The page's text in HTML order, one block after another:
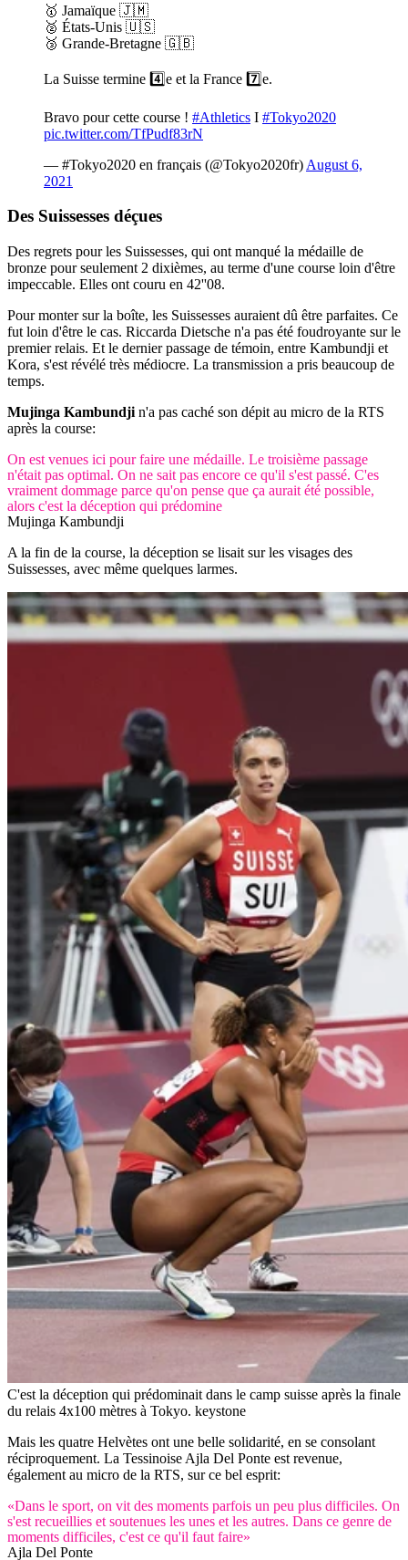
🥇 Jamaïque 🇯🇲
🥈 États-Unis 🇺🇸
🥉 Grande-Bretagne 🇬🇧
La Suisse termine 4️⃣e et la France 7️⃣e.
Bravo pour cette course ! #Athletics I #Tokyo2020
pic.twitter.com/TfPudf83rN
— #Tokyo2020 en français (@Tokyo2020fr) August 6,
2021
Des Suissesses déçues
Des regrets pour les Suissesses, qui ont manqué la médaille de
bronze pour seulement 2 dixièmes, au terme d'une course loin d'être
impeccable. Elles ont couru en 42''08.
Pour monter sur la boîte, les Suissesses auraient dû être parfaites. Ce
fut loin d'être le cas. Riccarda Dietsche n'a pas été foudroyante sur le
premier relais. Et le dernier passage de témoin, entre Kambundji et
Kora, s'est révélé très médiocre. La transmission a pris beaucoup de
temps.
Mujinga Kambundji n'a pas caché son dépit au micro de la RTS
après la course:
On est venues ici pour faire une médaille. Le troisième passage
n'était pas optimal. On ne sait pas encore ce qu'il s'est passé. C'es
vraiment dommage parce qu'on pense que ça aurait été possible,
alors c'est la déception qui prédomine
Mujinga Kambundji
A la fin de la course, la déception se lisait sur les visages des
Suissesses, avec même quelques larmes.
C'est la déception qui prédominait dans le camp suisse après la finale
du relais 4x100 mètres à Tokyo. keystone
Mais les quatre Helvètes ont une belle solidarité, en se consolant
réciproquement. La Tessinoise Ajla Del Ponte est revenue,
également au micro de la RTS, sur ce bel esprit:
«Dans le sport, on vit des moments parfois un peu plus difficiles. On
s'est recueillies et soutenues les unes et les autres. Dans ce genre de
moments difficiles, c'est ce qu'il faut faire»
Ajla Del Ponte